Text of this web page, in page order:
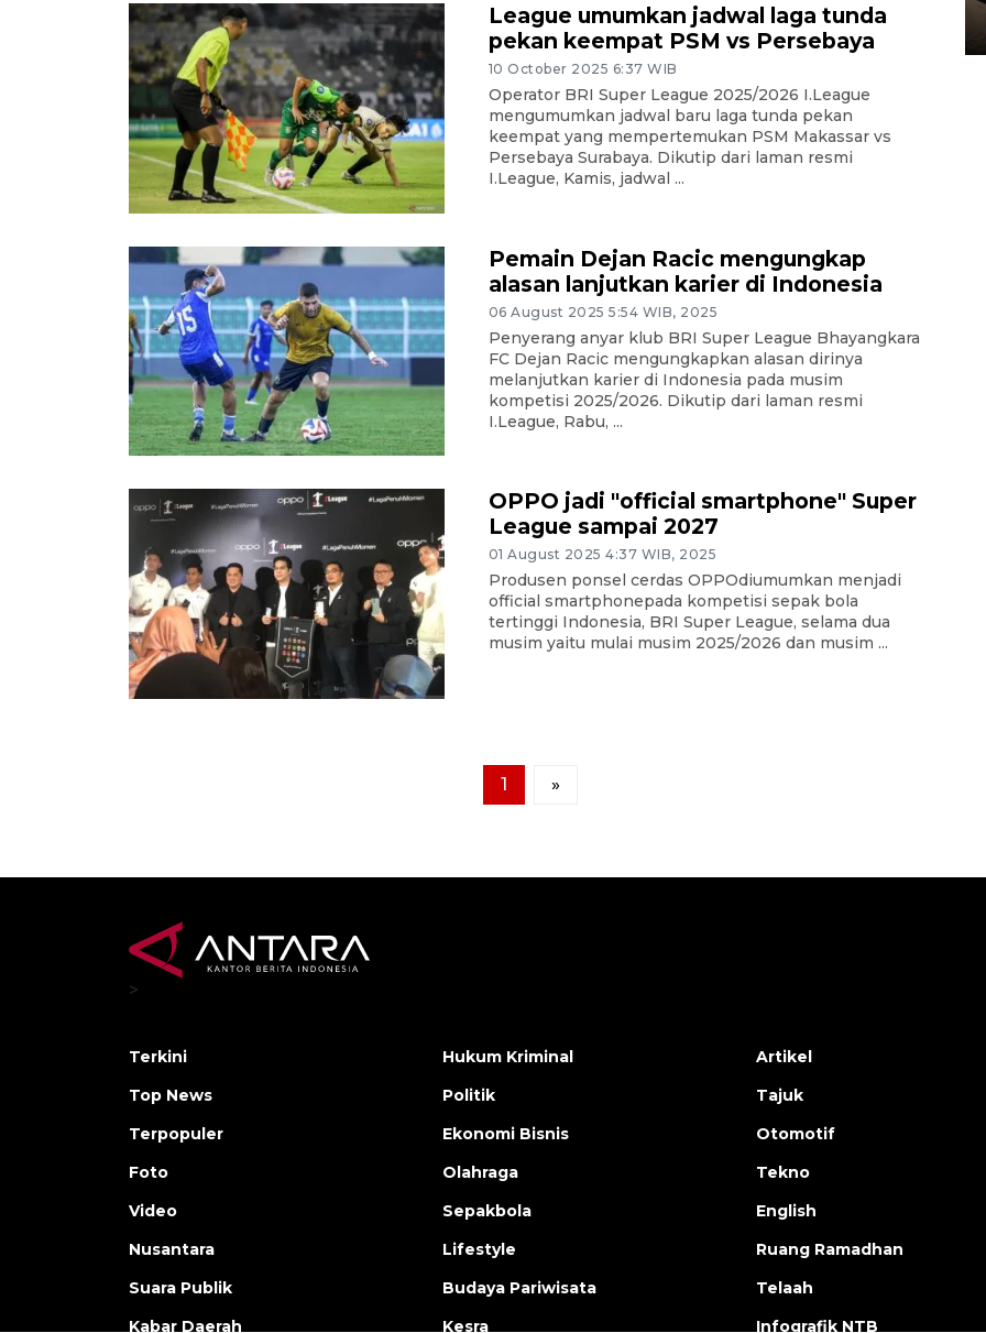
League umumkan jadwal laga tunda
pekan keempat PSM vs Persebaya
10 October 2025 6:37 WIB
Operator BRI Super League 2025/2026 I.League
mengumumkan jadwal baru laga tunda pekan
keempat yang mempertemukan PSM Makassar vs
Persebaya Surabaya. Dikutip dari laman resmi
I.League, Kamis, jadwal ...
Pemain Dejan Racic mengungkap
alasan lanjutkan karier di Indonesia
06 August 2025 5:54 WIB, 2025
Penyerang anyar klub BRI Super League Bhayangkara
FC Dejan Racic mengungkapkan alasan dirinya
melanjutkan karier di Indonesia pada musim
kompetisi 2025/2026. Dikutip dari laman resmi
I.League, Rabu, ...
OPPO jadi "official smartphone" Super
League sampai 2027
01 August 2025 4:37 WIB, 2025
Produsen ponsel cerdas OPPOdiumumkan menjadi
official smartphonepada kompetisi sepak bola
tertinggi Indonesia, BRI Super League, selama dua
musim yaitu mulai musim 2025/2026 dan musim ...
1 »
10 March 2026 12:55 WIB
>
Terkini
Top News
Terpopuler
Foto
Video
Nusantara
Suara Publik
Kabar Daerah
Hukum Kriminal
Politik
Ekonomi Bisnis
Olahraga
Sepakbola
Lifestyle
Budaya Pariwisata
Kesra
Artikel
Tajuk
Otomotif
Tekno
English
Ruang Ramadhan
Telaah
Infografik NTB